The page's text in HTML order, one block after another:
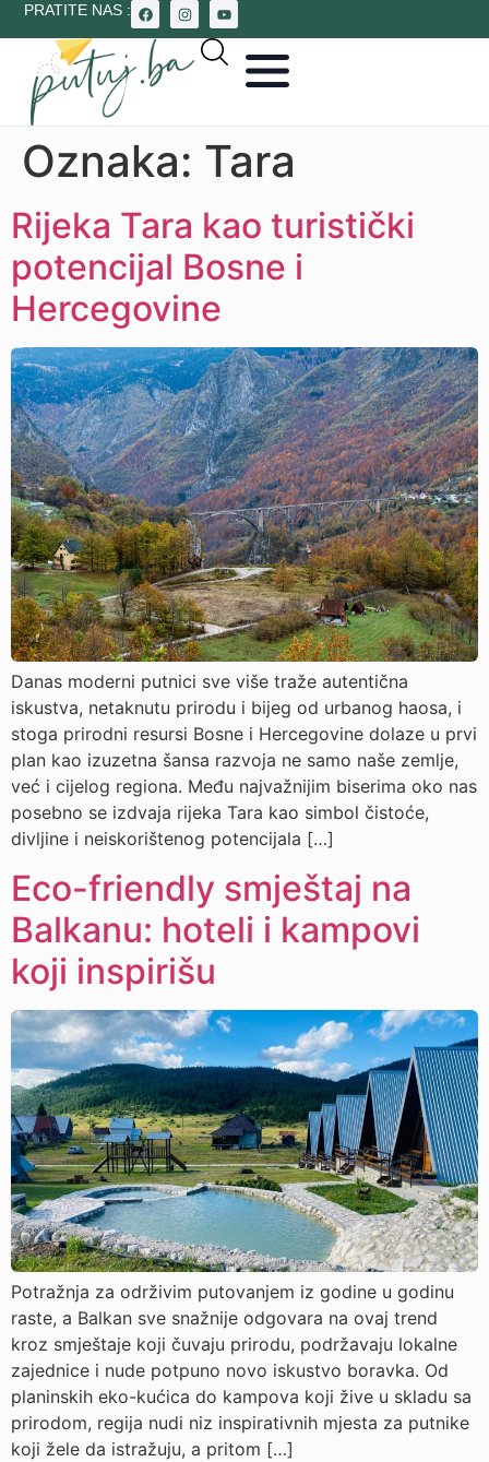
PRATITE NAS :
Oznaka: Tara
Rijeka Tara kao turistički
potencijal Bosne i
Hercegovine
Danas moderni putnici sve više traže autentična
iskustva, netaknutu prirodu i bijeg od urbanog haosa, i
stoga prirodni resursi Bosne i Hercegovine dolaze u prvi
plan kao izuzetna šansa razvoja ne samo naše zemlje,
već i cijelog regiona. Među najvažnijim biserima oko nas
posebno se izdvaja rijeka Tara kao simbol čistoće,
divljine i neiskorištenog potencijala […]
Eco-friendly smještaj na
Balkanu: hoteli i kampovi
koji inspirišu
Potražnja za održivim putovanjem iz godine u godinu
raste, a Balkan sve snažnije odgovara na ovaj trend
kroz smještaje koji čuvaju prirodu, podržavaju lokalne
zajednice i nude potpuno novo iskustvo boravka. Od
planinskih eko-kućica do kampova koji žive u skladu sa
prirodom, regija nudi niz inspirativnih mjesta za putnike
koji žele da istražuju, a pritom […]